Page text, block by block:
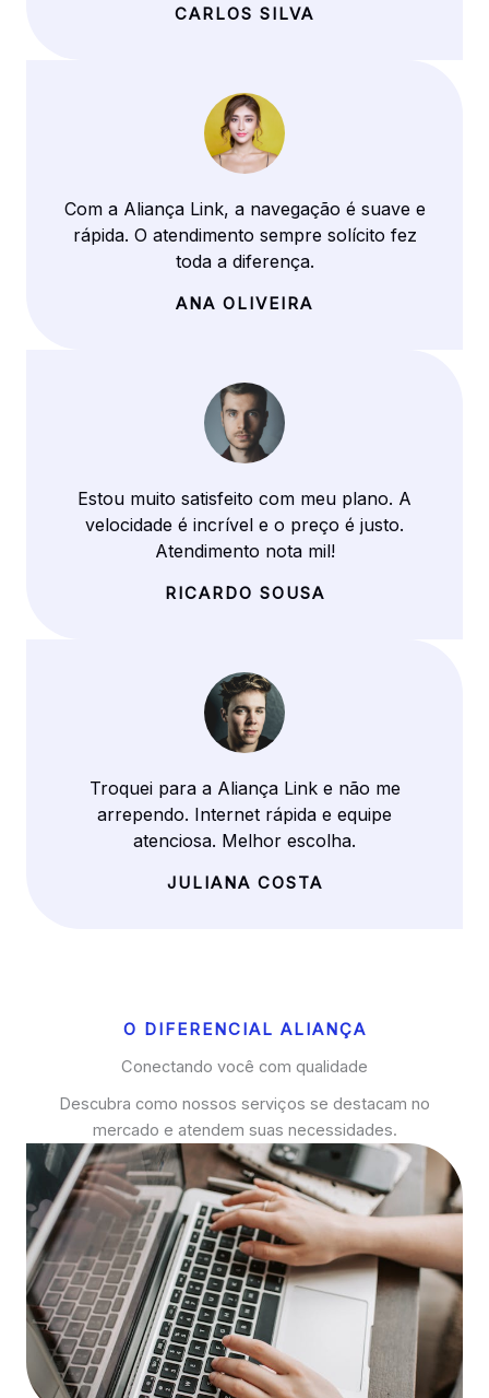
CARLOS SILVA
Com a Aliança Link, a navegação é suave e
rápida. O atendimento sempre solícito fez
toda a diferença.
ANA OLIVEIRA
Estou muito satisfeito com meu plano. A
velocidade é incrível e o preço é justo.
Atendimento nota mil!
RICARDO SOUSA
Troquei para a Aliança Link e não me
arrependo. Internet rápida e equipe
atenciosa. Melhor escolha.
JULIANA COSTA
O DIFERENCIAL ALIANÇA
Conectando você com qualidade
Descubra como nossos serviços se destacam no
mercado e atendem suas necessidades.